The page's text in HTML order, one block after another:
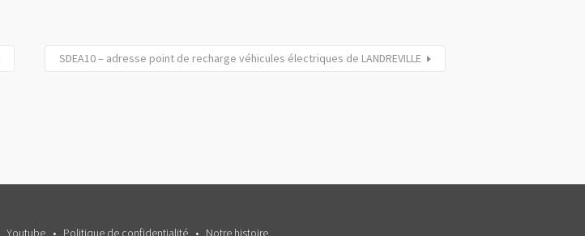
SDEA10 – adresse point de recharge véhicules électriques de LANDREVILLE
Youtube Politique de confidentialité Notre histoire